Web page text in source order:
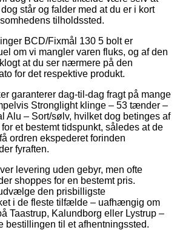
står og falder med at du er i kort
tilholdssted.
BCD/Fixmål 130 5 bolt er
om vi mangler varen fluks, og af den
at du ser nærmere på den
for det respektive produkt.
garanterer dag-til-dag fragt på mange
Stronglight klinge – 53 tænder –
Alu – Sort/sølv, hvilket dog betinges af
et bestemt tidspunkt, således at de
ordren ekspederet forinden
fyraften.
levering uden gebyr, men ofte
shoppes for en bestemt pris.
den prisbilligste
i de fleste tilfælde – uafhængig om
Taastrup, Kalundborg eller Lystrup –
bestillingen til et afhentningssted.